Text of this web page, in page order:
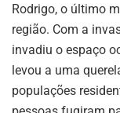
Rodrigo, o último
região. Com a
invadiu o espaço
levou a uma
populações